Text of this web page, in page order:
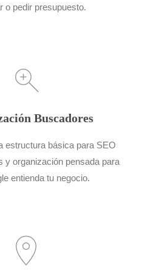
o pedir presupuesto.
Buscadores
estructura básica para SEO
y organización pensada para
entienda tu negocio.